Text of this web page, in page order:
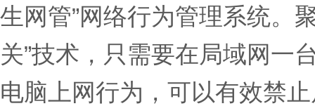
生网管”网络行为管理系统。
关”技术，只需要在局域网一
电脑上网行为，可以有效禁